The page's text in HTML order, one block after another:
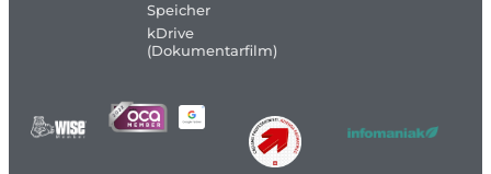
Speicher
kDrive
(Dokumentarfilm)